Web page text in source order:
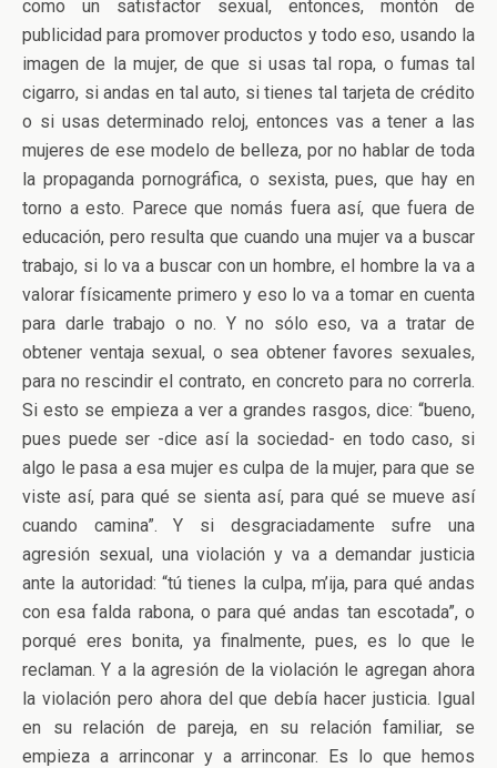
como un satisfactor sexual, entonces, montón de
publicidad para promover productos y todo eso, usando la
imagen de la mujer, de que si usas tal ropa, o fumas tal
cigarro, si andas en tal auto, si tienes tal tarjeta de crédito
o si usas determinado reloj, entonces vas a tener a las
mujeres de ese modelo de belleza, por no hablar de toda
la propaganda pornográfica, o sexista, pues, que hay en
torno a esto. Parece que nomás fuera así, que fuera de
educación, pero resulta que cuando una mujer va a buscar
trabajo, si lo va a buscar con un hombre, el hombre la va a
valorar físicamente primero y eso lo va a tomar en cuenta
para darle trabajo o no. Y no sólo eso, va a tratar de
obtener ventaja sexual, o sea obtener favores sexuales,
para no rescindir el contrato, en concreto para no correrla.
Si esto se empieza a ver a grandes rasgos, dice: “bueno,
pues puede ser -dice así la sociedad- en todo caso, si
algo le pasa a esa mujer es culpa de la mujer, para que se
viste así, para qué se sienta así, para qué se mueve así
cuando camina”. Y si desgraciadamente sufre una
agresión sexual, una violación y va a demandar justicia
ante la autoridad: “tú tienes la culpa, m’ija, para qué andas
con esa falda rabona, o para qué andas tan escotada”, o
porqué eres bonita, ya finalmente, pues, es lo que le
reclaman. Y a la agresión de la violación le agregan ahora
la violación pero ahora del que debía hacer justicia. Igual
en su relación de pareja, en su relación familiar, se
empieza a arrinconar y a arrinconar. Es lo que hemos